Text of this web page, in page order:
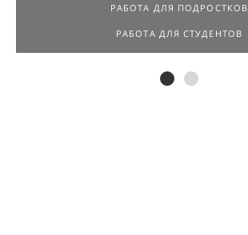
РАБОТА ДЛЯ ПОДРОСТКОВ
РАБОТА ДЛЯ СТУДЕНТОВ